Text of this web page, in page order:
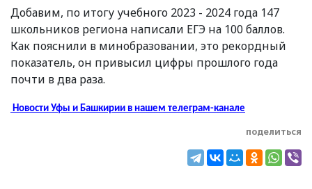
Добавим, по итогу учебного 2023 - 2024 года 147
школьников региона написали ЕГЭ на 100 баллов.
Как пояснили в минобразовании, это рекордный
показатель, он привысил цифры прошлого года
почти в два раза.
Новости Уфы и Башкирии в нашем телеграм-канале
поделиться